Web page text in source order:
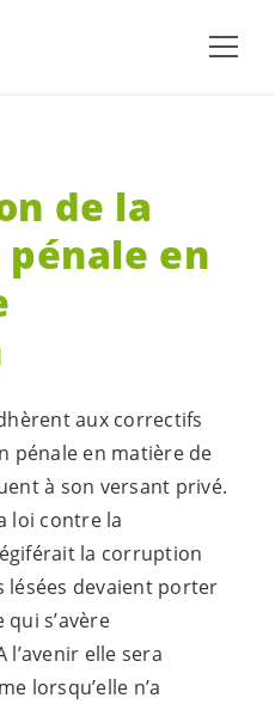
de la
en
aux correctifs
pénale en matière de
à son versant privé.
loi contre la
la corruption
lésées devaient porter
s’avère
elle sera
lorsqu’elle n’a